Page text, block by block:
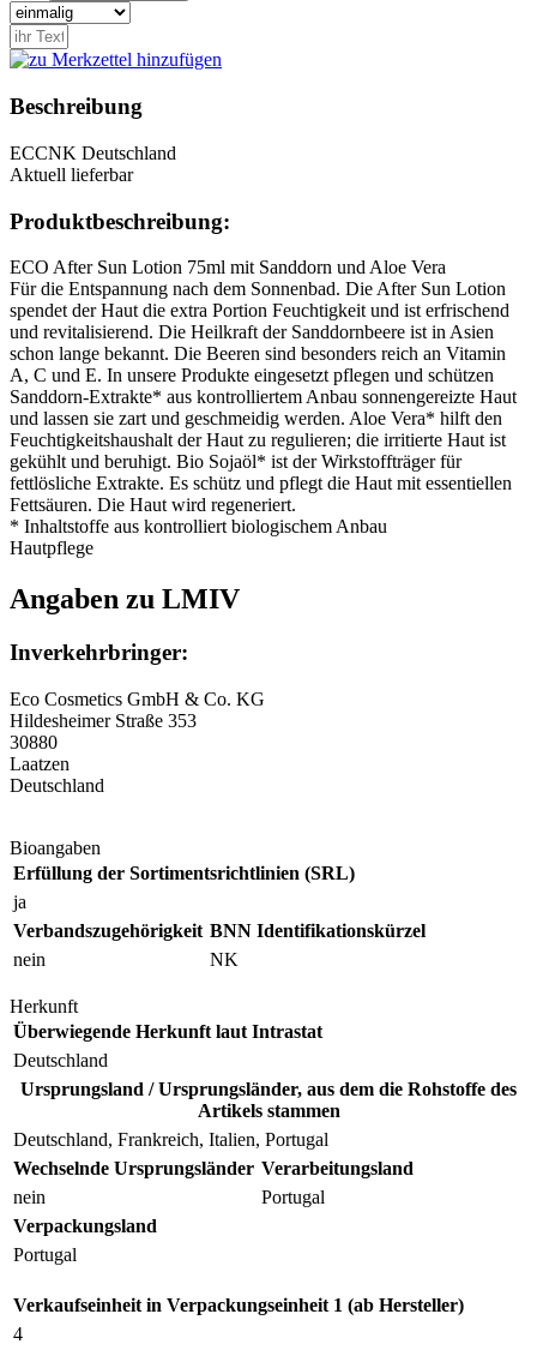
Beschreibung
ECCNK Deutschland
Aktuell lieferbar
Produktbeschreibung:
ECO After Sun Lotion 75ml mit Sanddorn und Aloe Vera
Für die Entspannung nach dem Sonnenbad. Die After Sun Lotion
spendet der Haut die extra Portion Feuchtigkeit und ist erfrischend
und revitalisierend. Die Heilkraft der Sanddornbeere ist in Asien
schon lange bekannt. Die Beeren sind besonders reich an Vitamin
A, C und E. In unsere Produkte eingesetzt pflegen und schützen
Sanddorn-Extrakte* aus kontrolliertem Anbau sonnengereizte Haut
und lassen sie zart und geschmeidig werden. Aloe Vera* hilft den
Feuchtigkeitshaushalt der Haut zu regulieren; die irritierte Haut ist
gekühlt und beruhigt. Bio Sojaöl* ist der Wirkstoffträger für
fettlösliche Extrakte. Es schütz und pflegt die Haut mit essentiellen
Fettsäuren. Die Haut wird regeneriert.
* Inhaltstoffe aus kontrolliert biologischem Anbau
Hautpflege
Angaben zu LMIV
Inverkehrbringer:
Eco Cosmetics GmbH & Co. KG
Hildesheimer Straße 353
30880
Laatzen
Deutschland
Bioangaben
Erfüllung der Sortimentsrichtlinien (SRL)
ja
Verbandszugehörigkeit
nein
BNN Identifikationskürzel
NK
Herkunft
Überwiegende Herkunft laut Intrastat
Deutschland
Ursprungsland / Ursprungsländer, aus dem die Rohstoffe des
Artikels stammen
Deutschland, Frankreich, Italien, Portugal
Wechselnde Ursprungsländer
nein
Verarbeitungsland
Portugal
Verpackungsland
Portugal
Verkaufseinheit in Verpackungseinheit 1 (ab Hersteller)
4